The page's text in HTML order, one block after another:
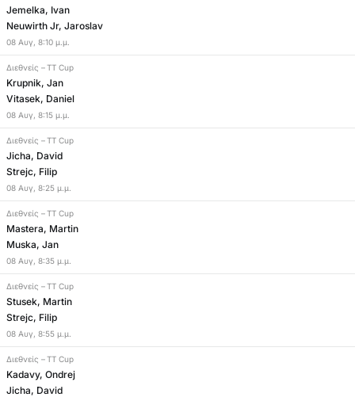
Jemelka, Ivan
Neuwirth Jr, Jaroslav
08 Αυγ, 8:10 μ.μ.
Διεθνείς – TT Cup
Krupnik, Jan
Vitasek, Daniel
08 Αυγ, 8:15 μ.μ.
Διεθνείς – TT Cup
Jicha, David
Strejc, Filip
08 Αυγ, 8:25 μ.μ.
Διεθνείς – TT Cup
Mastera, Martin
Muska, Jan
08 Αυγ, 8:35 μ.μ.
Διεθνείς – TT Cup
Stusek, Martin
Strejc, Filip
08 Αυγ, 8:55 μ.μ.
Διεθνείς – TT Cup
Kadavy, Ondrej
Jicha, David